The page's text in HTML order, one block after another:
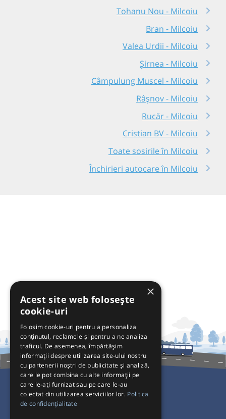
Tohanu Nou - Milcoiu
Bran - Milcoiu
Valea Urdii - Milcoiu
Șirnea - Milcoiu
Câmpulung Muscel - Milcoiu
Râşnov - Milcoiu
Rucăr - Milcoiu
Cristian BV - Milcoiu
Toate sosirile în Milcoiu
Închirieri autocare în Milcoiu
Pentru Călători
×
Acest site web folosește
cookie-uri
Folosim cookie-uri pentru a personaliza
conținutul, reclamele și pentru a ne analiza
traficul. De asemenea, împărtășim
informații despre utilizarea site-ului nostru
cu partenerii noștri de publicitate și analiză,
care le pot combina cu alte informații pe
care le-ați furnizat sau pe care le-au
colectat din utilizarea serviciilor lor. Politica
de confidențialitate